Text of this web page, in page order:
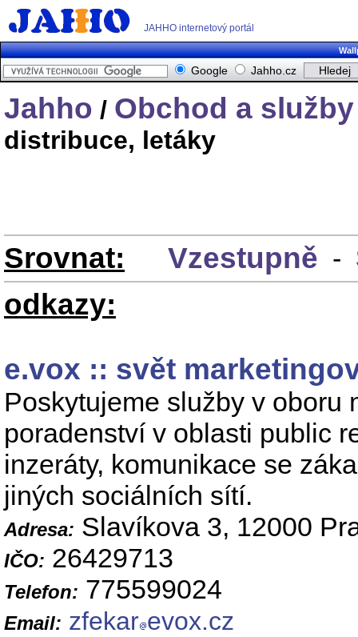
JAHHO internetový portál
Google Jahho.cz
Jahho / Obchod a služby
distribuce, letáky
Srovnat: Vzestupně -
odkazy:
e.vox :: svět
Poskytujeme služby v oboru
poradenství v oblasti public
inzeráty, komunikace se
jiných sociálních sítí.
Adresa: Slavíkova 3, 12000
IČO: 26429713
Telefon: 775599024
Email: zfekar evox.cz